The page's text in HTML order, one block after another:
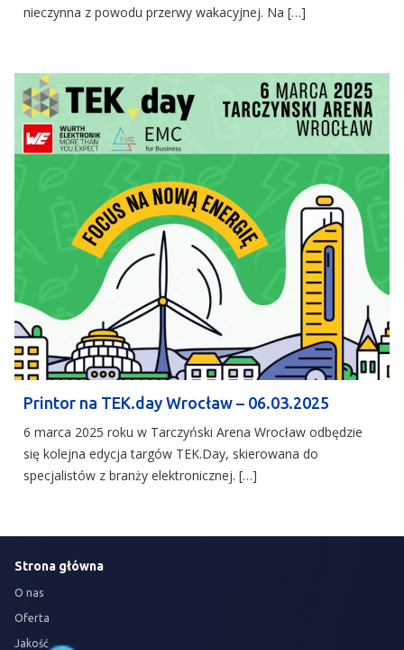
nieczynna z powodu przerwy wakacyjnej. Na […]
Printor na TEK.day Wrocław – 06.03.2025
6 marca 2025 roku w Tarczyński Arena Wrocław odbędzie
się kolejna edycja targów TEK.Day, skierowana do
specjalistów z branży elektronicznej. […]
Strona główna
O nas
Oferta
Jakość